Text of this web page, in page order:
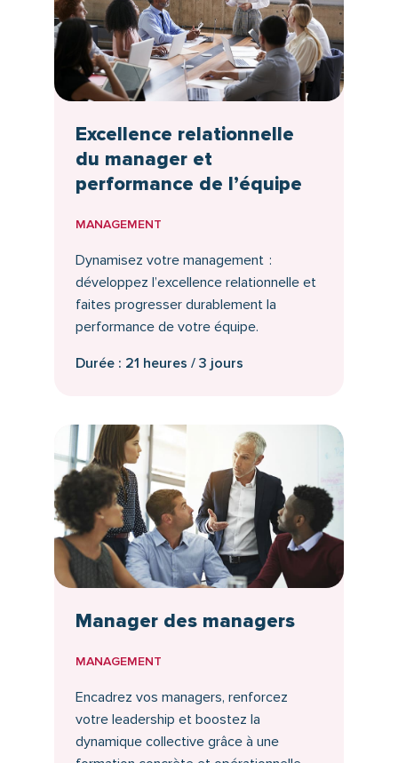
Excellence relationnelle
du manager et
performance de l’équipe
MANAGEMENT
Dynamisez votre management :
développez l’excellence relationnelle et
faites progresser durablement la
performance de votre équipe.
Durée : 21 heures / 3 jours
Manager des managers
MANAGEMENT
Encadrez vos managers, renforcez
votre leadership et boostez la
dynamique collective grâce à une